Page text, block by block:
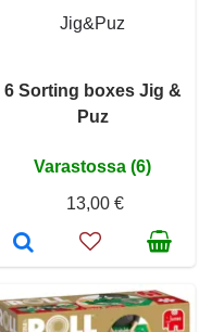
Jig&Puz
6 Sorting boxes Jig &
Puz
Varastossa (6)
13,00 €